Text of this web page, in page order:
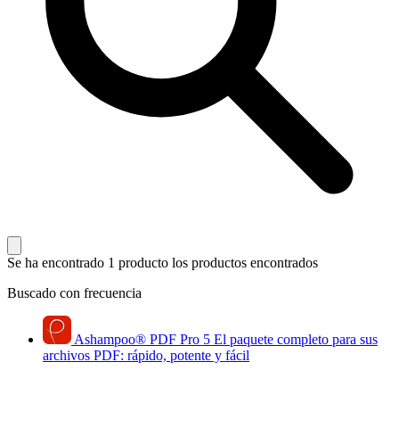
Se ha encontrado 1 producto los productos encontrados
Buscado con frecuencia
Ashampoo® PDF Pro 5 El paquete completo para sus
archivos PDF: rápido, potente y fácil